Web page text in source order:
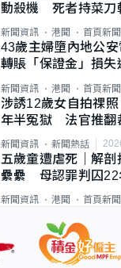
動殺機 死者持菜刀
斃
新聞資訊 港聞 首頁新聞
43歲主婦墮內地公
轉賬「保證金」損失
新聞資訊 港聞 首頁新聞
涉誘12歲女自拍祼
年半冤獄 法官推翻
新聞資訊 新聞熱話
五歲童遭虐死｜解
纍纍 母認罪判囚
類案最惡劣
新聞資訊 港聞 首頁新聞